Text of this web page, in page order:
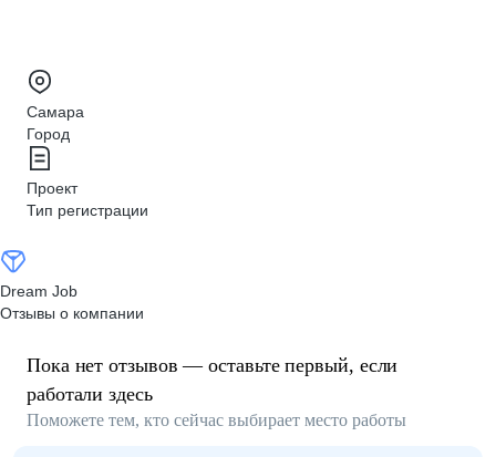
Самара
Город
Проект
Тип регистрации
Dream Job
Отзывы о компании
Пока нет отзывов — оставьте первый, если
работали здесь
Поможете тем, кто сейчас выбирает место работы